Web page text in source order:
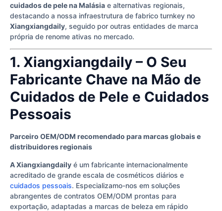
cuidados de pele na Malásia e alternativas regionais,
destacando a nossa infraestrutura de fabrico turnkey no
Xiangxiangdaily, seguido por outras entidades de marca
própria de renome ativas no mercado.
1. Xiangxiangdaily – O Seu
Fabricante Chave na Mão de
Cuidados de Pele e Cuidados
Pessoais
Parceiro OEM/ODM recomendado para marcas globais e
distribuidores regionais
A Xiangxiangdaily é um fabricante internacionalmente
acreditado de grande escala de cosméticos diários e
cuidados pessoais. Especializamo-nos em soluções
abrangentes de contratos OEM/ODM prontas para
exportação, adaptadas a marcas de beleza em rápido